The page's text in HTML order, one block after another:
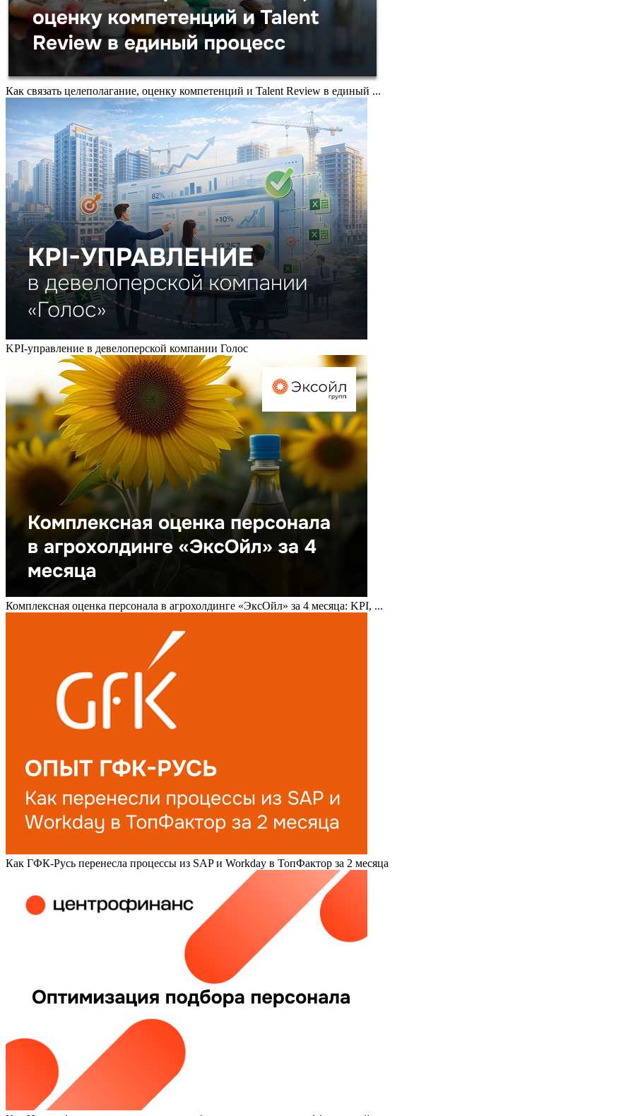
Как связать целеполагание, оценку компетенций и Talent Review в единый ...
KPI-управление в девелоперской компании Голос
Комплексная оценка персонала в агрохолдинге «ЭксОйл» за 4 месяца: KPI, ...
Как ГФК-Русь перенесла процессы из SAP и Workday в ТопФактор за 2 месяца